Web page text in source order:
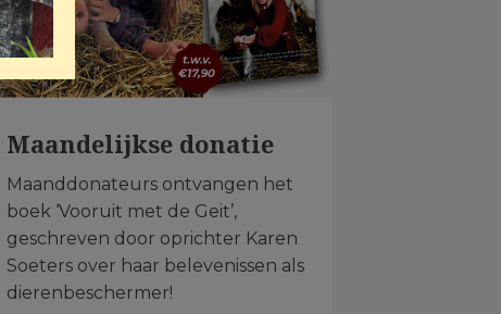
Maandelijkse donatie
Maanddonateurs ontvangen het
boek ‘Vooruit met de Geit’,
geschreven door oprichter Karen
Soeters over haar belevenissen als
dierenbeschermer!